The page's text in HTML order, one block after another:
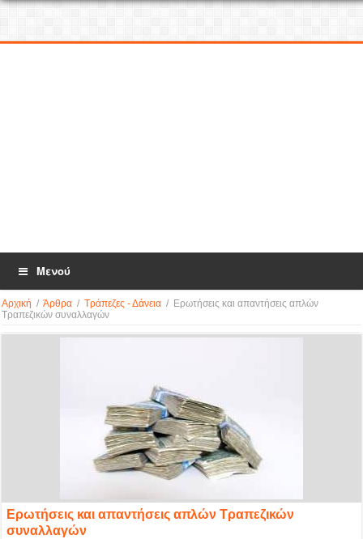
Μενού
Αρχική / Άρθρα / Τράπεζες - Δάνεια / Ερωτήσεις και απαντήσεις απλών
Τραπεζικών συναλλαγών
Ερωτήσεις και απαντήσεις απλών Τραπεζικών
συναλλαγών